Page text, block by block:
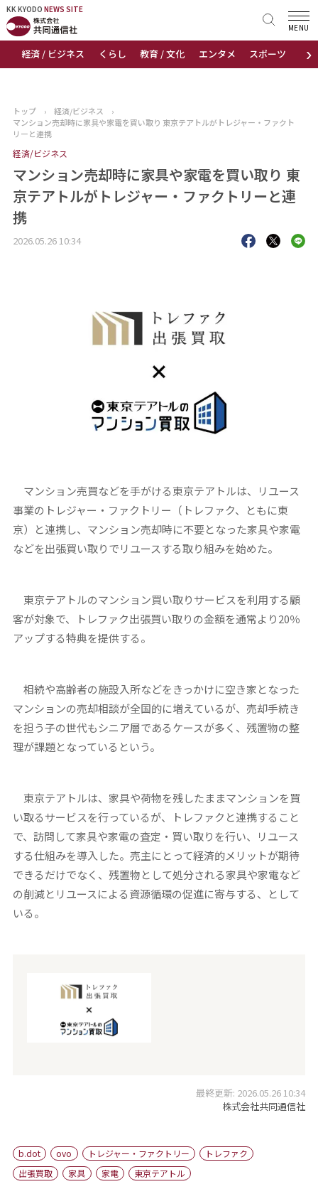
KK KYODO NEWS SITE
›
経済 / ビジネス くらし 教育 / 文化 エンタメ スポーツ 地域
MENU
KK KYODONEWS SITE
トップページ
ニュース
おすすめコンテンツ
出版物
会社概要
トップ › 経済/ビジネス
›
マンション売却時に家具や家電を買い取り 東京テアトルがトレジャー・ファクト
リーと連携
経済/ビジネス
マンション売却時に家具や家電を買い取り 東
京テアトルがトレジャー・ファクトリーと連
携
2026.05.26 10:34
マンション売買などを手がける東京テアトルは、リユース
事業のトレジャー・ファクトリー（トレファク、ともに東
京）と連携し、マンション売却時に不要となった家具や家電
などを出張買い取りでリユースする取り組みを始めた。
東京テアトルのマンション買い取りサービスを利用する顧
客が対象で、トレファク出張買い取りの金額を通常より20％
アップする特典を提供する。
相続や高齢者の施設入所などをきっかけに空き家となった
マンションの売却相談が全国的に増えているが、売却手続き
を担う子の世代もシニア層であるケースが多く、残置物の整
理が課題となっているという。
東京テアトルは、家具や荷物を残したままマンションを買
い取るサービスを行っているが、トレファクと連携すること
で、訪問して家具や家電の査定・買い取りを行い、リユース
する仕組みを導入した。売主にとって経済的メリットが期待
できるだけでなく、残置物として処分される家具や家電など
の削減とリユースによる資源循環の促進に寄与する、として
いる。
最終更新: 2026.05.26 10:34
株式会社共同通信社
b.dot ovo トレジャー・ファクトリー
トレファク
出張買取
家具 家電 東京テアトル